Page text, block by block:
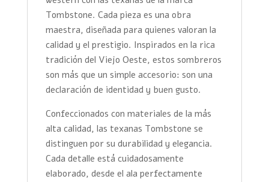
Tombstone. Cada pieza es una obra
maestra, diseñada para quienes valoran la
calidad y el prestigio. Inspirados en la rica
tradición del Viejo Oeste, estos sombreros
son más que un simple accesorio: son una
declaración de identidad y buen gusto.
Confeccionados con materiales de la más
alta calidad, las texanas Tombstone se
distinguen por su durabilidad y elegancia.
Cada detalle está cuidadosamente
elaborado, desde el ala perfectamente